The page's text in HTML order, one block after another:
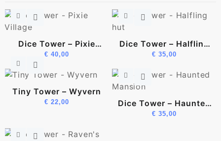
Dice Tower – Pixie
Village
€ 40,00
Dice Tower – Halfling
Hut
€ 35,00
Tiny Tower – Wyvern
€ 22,00
Dice Tower – Haunted
Mansion
€ 35,00